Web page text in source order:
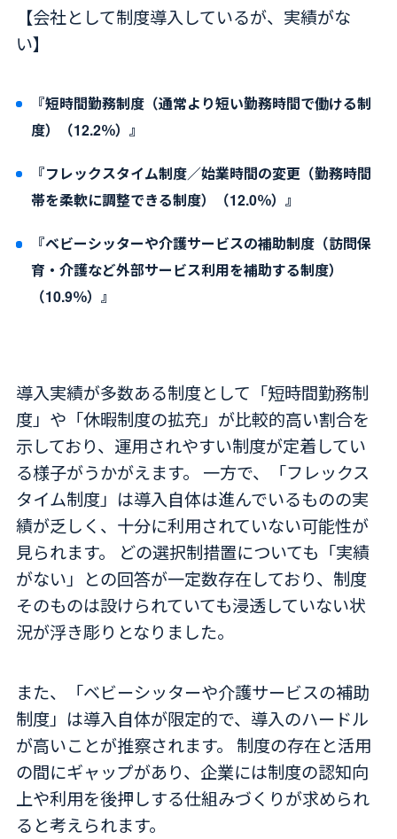
【会社として制度導入しているが、実績がな
い】
『短時間勤務制度（通常より短い勤務時間で働ける制
度）（12.2％）』
『フレックスタイム制度／始業時間の変更（勤務時間
帯を柔軟に調整できる制度）（12.0％）』
『ベビーシッターや介護サービスの補助制度（訪問保
育・介護など外部サービス利用を補助する制度）
（10.9％）』
導入実績が多数ある制度として「短時間勤務制
度」や「休暇制度の拡充」が比較的高い割合を
示しており、運用されやすい制度が定着してい
る様子がうかがえます。 一方で、「フレックス
タイム制度」は導入自体は進んでいるものの実
績が乏しく、十分に利用されていない可能性が
見られます。 どの選択制措置についても「実績
がない」との回答が一定数存在しており、制度
そのものは設けられていても浸透していない状
況が浮き彫りとなりました。
また、「ベビーシッターや介護サービスの補助
制度」は導入自体が限定的で、導入のハードル
が高いことが推察されます。 制度の存在と活用
の間にギャップがあり、企業には制度の認知向
上や利用を後押しする仕組みづくりが求められ
ると考えられます。